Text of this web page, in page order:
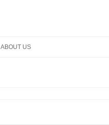
ABOUT US